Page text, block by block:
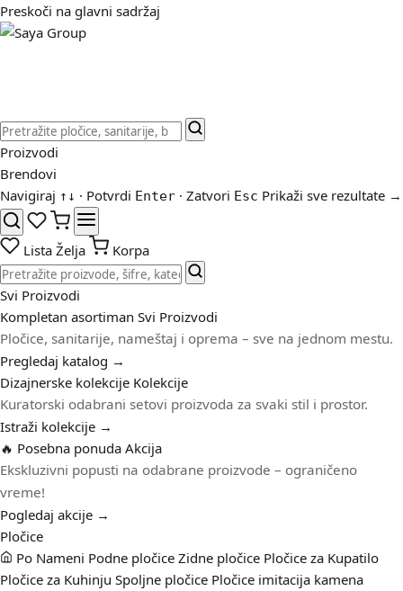
Preskoči na glavni sadržaj
Proizvodi
Brendovi
Navigiraj ↑ ↓ · Potvrdi Enter · Zatvori Esc Prikaži sve rezultate →
Lista Želja Korpa
Svi Proizvodi
Kompletan asortiman Svi Proizvodi
Pločice, sanitarije, nameštaj i oprema – sve na jednom mestu.
Pregledaj katalog →
Dizajnerske kolekcije Kolekcije
Kuratorski odabrani setovi proizvoda za svaki stil i prostor.
Istraži kolekcije →
🔥 Posebna ponuda Akcija
Ekskluzivni popusti na odabrane proizvode – ograničeno
vreme!
Pogledaj akcije →
Pločice
Po Nameni Podne pločice Zidne pločice Pločice za Kupatilo
Pločice za Kuhinju Spoljne pločice Pločice imitacija kamena